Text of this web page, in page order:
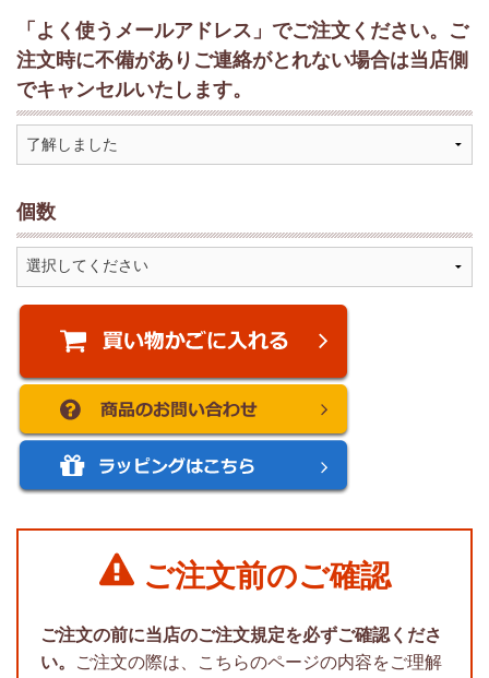
「よく使うメールアドレス」でご注文ください。ご
注文時に不備がありご連絡がとれない場合は当店側
でキャンセルいたします。
個数
ご注文前のご確認
ご注文の前に当店のご注文規定を必ずご確認くださ
い。
ご注文の際は、こちらのページの内容をご理解